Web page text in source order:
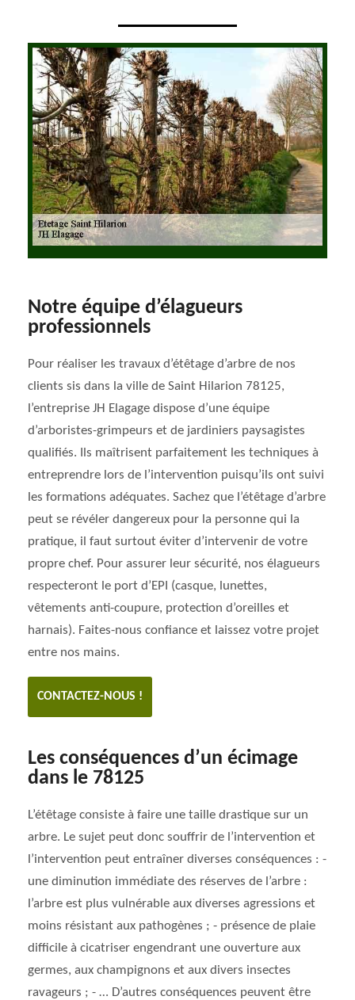
Notre équipe d’élagueurs
professionnels
Pour réaliser les travaux d’étêtage d’arbre de nos
clients sis dans la ville de Saint Hilarion 78125,
l’entreprise JH Elagage dispose d’une équipe
d’arboristes-grimpeurs et de jardiniers paysagistes
qualifiés. Ils maîtrisent parfaitement les techniques à
entreprendre lors de l’intervention puisqu’ils ont suivi
les formations adéquates. Sachez que l’étêtage d’arbre
peut se révéler dangereux pour la personne qui la
pratique, il faut surtout éviter d’intervenir de votre
propre chef. Pour assurer leur sécurité, nos élagueurs
respecteront le port d’EPI (casque, lunettes,
vêtements anti-coupure, protection d’oreilles et
harnais). Faites-nous confiance et laissez votre projet
entre nos mains.
CONTACTEZ-NOUS !
Les conséquences d’un écimage
dans le 78125
L’étêtage consiste à faire une taille drastique sur un
arbre. Le sujet peut donc souffrir de l’intervention et
l’intervention peut entraîner diverses conséquences : -
une diminution immédiate des réserves de l’arbre :
l’arbre est plus vulnérable aux diverses agressions et
moins résistant aux pathogènes ; - présence de plaie
difficile à cicatriser engendrant une ouverture aux
germes, aux champignons et aux divers insectes
ravageurs ; - … D’autres conséquences peuvent être